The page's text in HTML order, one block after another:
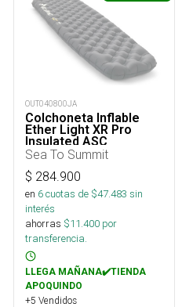
OUT040800JA
Colchoneta Inflable
Ether Light XR Pro
Insulated ASC
Rect.Reg.Wide
Sea To Summit
$ 284.900
en 6cuotas de $47.483 sin
interés
ahorras $11.400 por
transferencia.
LLEGA MAÑANA✔️TIENDA
APOQUINDO
+5 Vendidos